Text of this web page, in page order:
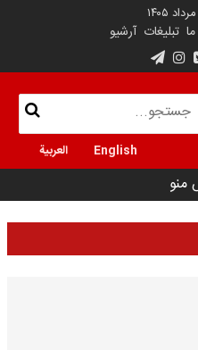
تبلیغات آرشیو
English العربية
منو